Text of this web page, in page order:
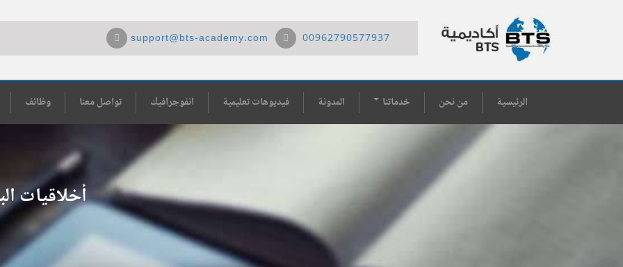
00962790577937
support@bts-academy.com
الرئيسية من نحن خدماتنا المدونة فيديوهات تعليمية انفوجرافيك تواصل معنا وظائف
أخلاقيات